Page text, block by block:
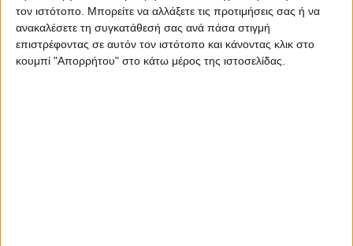
τον ιστότοπο. Μπορείτε να αλλάξετε τις προτιμήσεις σας ή να
ανακαλέσετε τη συγκατάθεσή σας ανά πάσα στιγμή
επιστρέφοντας σε αυτόν τον ιστότοπο και κάνοντας κλικ στο
κουμπί "Απορρήτου" στο κάτω μέρος της ιστοσελίδας.
Παράλληλα, μέσω του Γραφείου Διασύνδεσης
Εργασίας, η Star Automotive Ελλάς θα προσφέρει
στους αποφοίτους ευκαιρίες πρακτικής άσκησης